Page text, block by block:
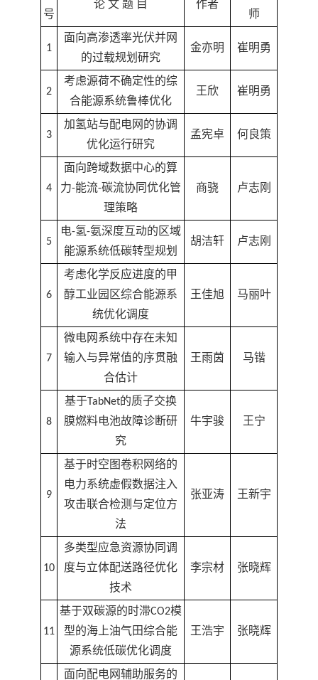
号
论 文 题 目 作者
师
1
面向高渗透率光伏并网
的过载规划研究
金亦明 崔明勇
2
考虑源荷不确定性的综
合能源系统鲁棒优化
王欣 崔明勇
3
加氢站与配电网的协调
优化运行研究
孟宪卓 何良策
4
面向跨域数据中心的算
力-能流-碳流协同优化管
理策略
商骁 卢志刚
5
电-氢-氨深度互动的区域
能源系统低碳转型规划
胡洁轩 卢志刚
6
考虑化学反应进度的甲
醇工业园区综合能源系
统优化调度
王佳旭 马丽叶
7
微电网系统中存在未知
输入与异常值的序贯融
合估计
王雨茵 马锴
8
基于TabNet的质子交换
膜燃料电池故障诊断研
究
牛宇骏 王宁
9
基于时空图卷积网络的
电力系统虚假数据注入
攻击联合检测与定位方
法
张亚涛 王新宇
10
多类型应急资源协同调
度与立体配送路径优化
技术
李宗材 张晓辉
11
基于双碳源的时滞CO2模
型的海上油气田综合能
源系统低碳优化调度
王浩宇 张晓辉
面向配电网辅助服务的